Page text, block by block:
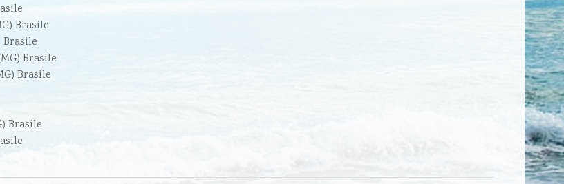
Brasile
Brasile
Brasile
Brasile
Brasile